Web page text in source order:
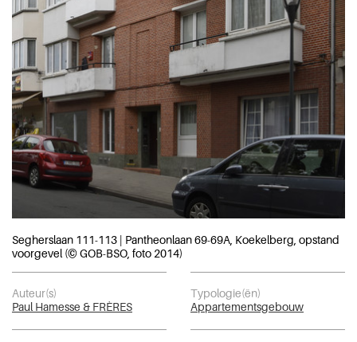
Segherslaan 111-113 | Pantheonlaan 69-69A, Koekelberg, opstand
voorgevel (© GOB-BSO, foto 2014)
Auteur(s)
Paul Hamesse & FRÈRES
Typologie(ën)
Appartementsgebouw